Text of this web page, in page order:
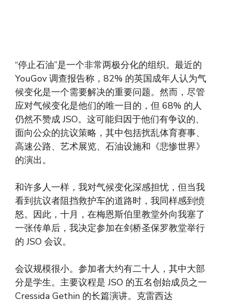
“停止石油”是一个非常两极分化的组织。最近的
YouGov 调查报告称，82% 的英国成年人认为气
候变化是一个需要解决的重要问题。然而，尽管
应对气候变化是他们的唯一目的，但 68% 的人
仍然不赞成 JSO。这可能归因于他们有争议的、
面向公众的抗议策略，其中包括扰乱体育赛事、
高速公路、艺术展览、石油设施和《悲惨世界》
的演出。
和许多人一样，我对气候变化深感担忧，但当我
看到抗议者阻挡救护车的道路时，我同样感到愤
怒。因此，十月，在梅恩斯伯里教堂外向我塞了
一张传单后，我决定参加在剑桥圣保罗教堂举行
的 JSO 会议。
会议规模很小。参加者大约有二十人，其中大部
分是学生。主要议程是 JSO 的五名创始成员之一
Cressida Gethin 的长篇演讲。克雷西达